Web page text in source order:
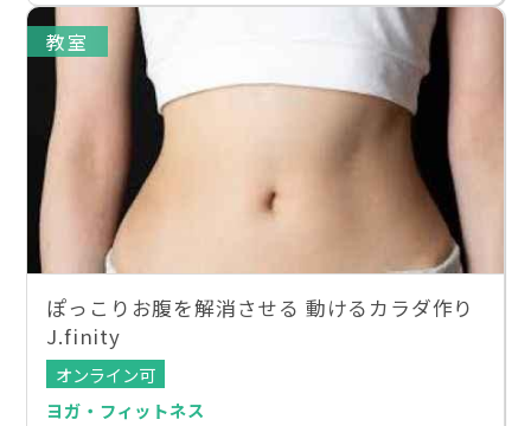
教室
ぽっこりお腹を解消させる 動けるカラダ作り
J.finity
オンライン可
ヨガ・フィットネス